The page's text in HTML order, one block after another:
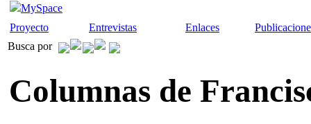
MySpace
Proyecto Entrevistas Enlaces
Busca por
Columnas de